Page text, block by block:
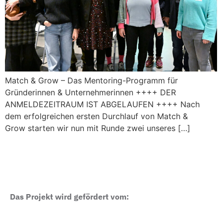
Match & Grow – Das Mentoring-Programm für
Gründerinnen & Unternehmerinnen ++++ DER
ANMELDEZEITRAUM IST ABGELAUFEN ++++ Nach
dem erfolgreichen ersten Durchlauf von Match &
Grow starten wir nun mit Runde zwei unseres […]
Das Projekt wird gefördert vom: